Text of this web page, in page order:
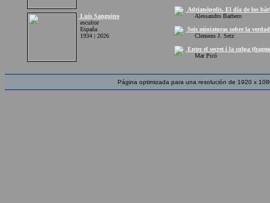
Luis Sanguino
escultor
España
1934 | 2026
Adrianópolis. El día de los
Alessandro Barbero
Seis miniaturas sobre la
Clemens J. Setz
Entre el secret i la culpa
Mar Picó
Página optimizada para una resolución de 1920 x